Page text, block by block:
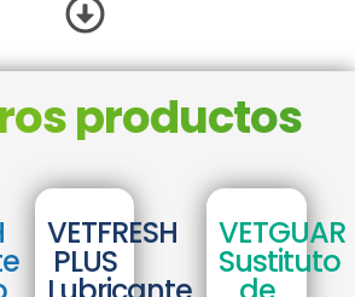
productos
VETFRESH
PLUS
VETGUAR
Sustituto